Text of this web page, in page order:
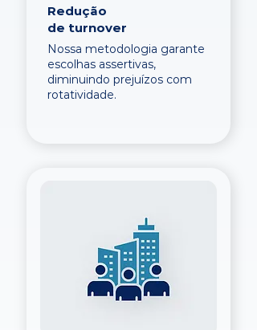
Redução
de turnover
Nossa metodologia garante
escolhas assertivas,
diminuindo prejuízos com
rotatividade.